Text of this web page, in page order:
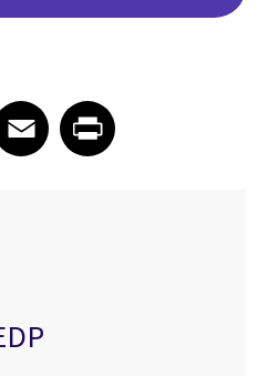
on EmailEmailShare on Print